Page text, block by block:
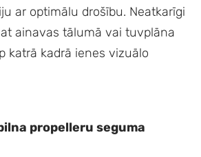
ar optimālu drošību. Neatkarīgi
ainavas tālumā vai tuvplāna
katrā kadrā ienes vizuālo
propelleru seguma